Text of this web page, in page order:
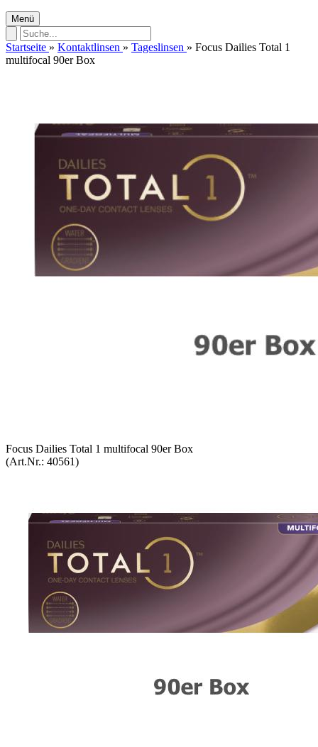
Menü
Startseite » Kontaktlinsen » Tageslinsen » Focus Dailies Total 1
multifocal 90er Box
Focus Dai­lies Total 1 mul­ti­fo­cal 90er Box
(Art.Nr.: 40561)